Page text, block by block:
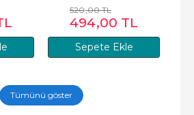
Sepete Ekle
520,00TL
494,00 TL
Tümünü göster